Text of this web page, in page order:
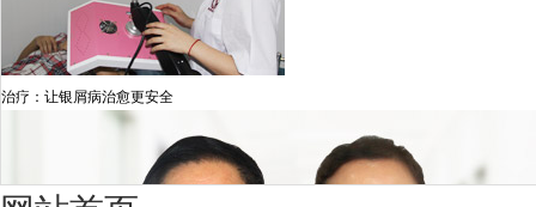
治疗：让银屑病治愈更安全